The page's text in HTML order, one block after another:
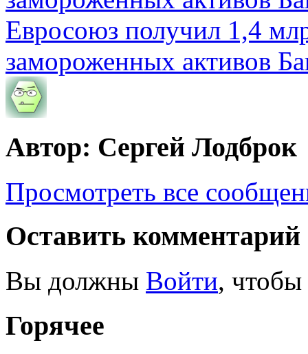
Евросоюз получил 1,4
замороженных активов
Автор: Сергей Лодброк
Просмотреть все
Оставить комментарий
Вы должны Войти, чтобы
Горячее